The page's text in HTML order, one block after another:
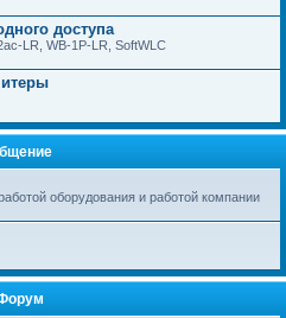
доступа
LR, WB-1P-LR, SoftWLC
оборудования и работой компании